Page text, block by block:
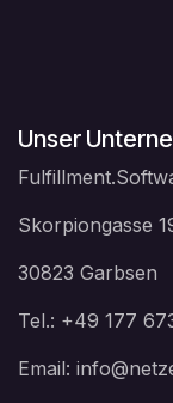
Unser
Skorpiongasse
30823 Garbsen
Tel.: +49 177
Email: